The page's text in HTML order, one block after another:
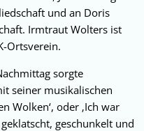
und an Doris
Irmtraut Wolters ist
Ortsverein.
sorgte
seiner musikalischen
Wolken‘, oder ‚Ich war
geschunkelt und